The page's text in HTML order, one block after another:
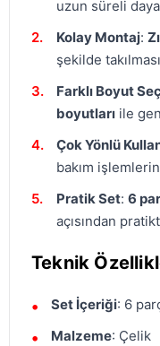
uzun süreli
Kolay Montaj:
şekilde
Farklı Boyut
boyutları ile
Çok Yönlü
bakım
Pratik Set: 6
açısından
Teknik
Set İçeriği: 6
Malzeme: Çelik